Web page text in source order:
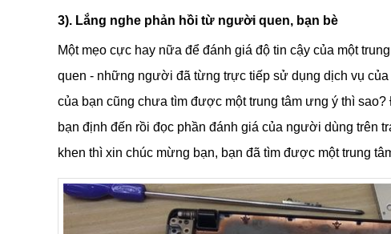
3). Lắng nghe phản hồi từ người quen, bạn bè
Một mẹo cực hay nữa để đánh giá độ tin cậy của một
quen - những người đã từng trực tiếp sử dụng dịch vụ
của bạn cũng chưa tìm được một trung tâm ưng ý thì
bạn định đến rồi đọc phần đánh giá của người dùng trên
khen thì xin chúc mừng bạn, bạn đã tìm được một trung